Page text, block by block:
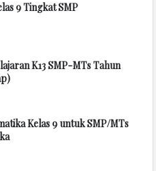
9 Tingkat SMP
K13 SMP-MTs Tahun
Kelas 9 untuk SMP/MTs